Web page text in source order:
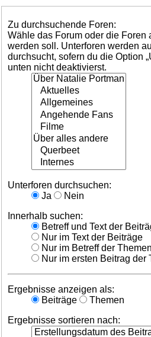
Zu durchsuchende Foren:
Wähle das Forum oder die Foren
werden soll. Unterforen werden
durchsucht, sofern du die Option
unten nicht deaktivierst.
Unterforen durchsuchen:
Ja
Nein
Innerhalb suchen:
Betreff und Text der
Nur im Text der Beiträge
Nur im Betreff der Themen
Nur im ersten Beitrag der
Ergebnisse anzeigen als:
Beiträge
Themen
Ergebnisse sortieren nach: